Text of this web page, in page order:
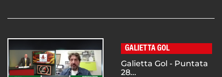
GALIETTA GOL
Galietta Gol - Puntata
28...